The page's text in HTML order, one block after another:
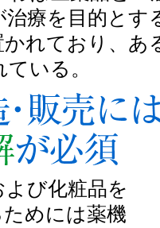
療を目的とす
れており、あ
いる。
び化粧品を
めには薬機